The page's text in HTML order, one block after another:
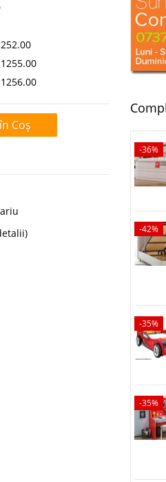
-36%
-42%
-35%
-35%